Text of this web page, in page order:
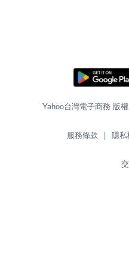
Yahoo台灣電子商務 版
服務條款 | 隱私